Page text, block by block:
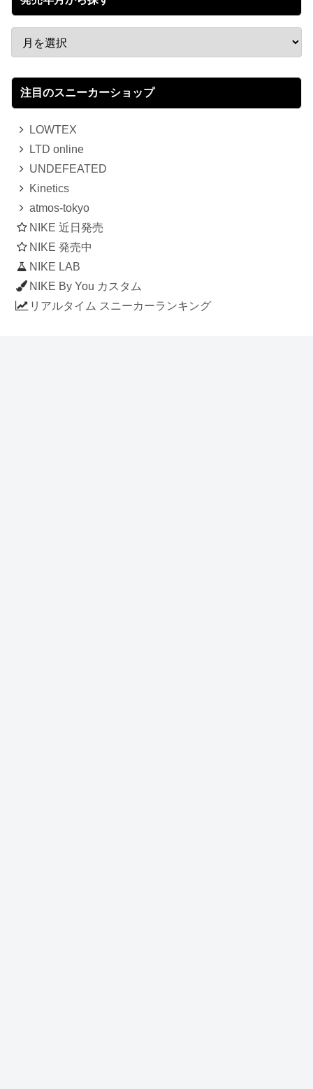
注目のスニーカーショップ
LOWTEX
LTD online
UNDEFEATED
Kinetics
atmos-tokyo
NIKE 近日発売
NIKE 発売中
NIKE LAB
NIKE By You カスタム
リアルタイム スニーカーランキング